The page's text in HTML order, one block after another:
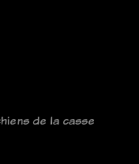
de la casse